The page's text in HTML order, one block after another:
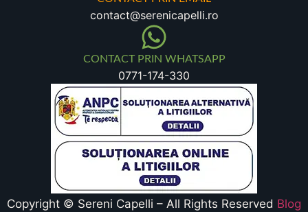
contact@serenicapelli.ro
CONTACT PRIN WHATSAPP
0771-174-330
Copyright © Sereni Capelli – All Rights Reserved Blog